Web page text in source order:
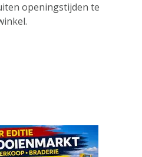
openingstijden te